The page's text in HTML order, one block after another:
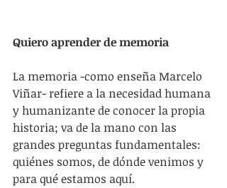
Quiero aprender de memoria
La memoria -como enseña Marcelo
Viñar- refiere a la necesidad humana
y humanizante de conocer la propia
historia; va de la mano con las
grandes preguntas fundamentales:
quiénes somos, de dónde venimos y
para qué estamos aquí.